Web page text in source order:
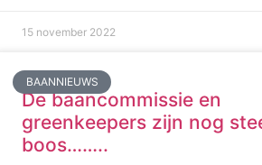
15 november 2022
BAANNIEUWS
De baancommissie en
greenkeepers zijn nog
boos……..